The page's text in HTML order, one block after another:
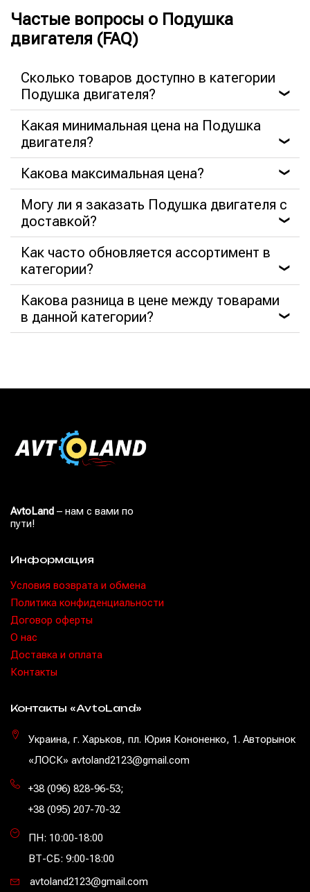
Частые вопросы о Подушка
двигателя (FAQ)
Сколько товаров доступно в категории
Подушка двигателя?
❯
Какая минимальная цена на Подушка
двигателя?
❯
Какова максимальная цена? ❯
Могу ли я заказать Подушка двигателя с
доставкой?
❯
Как часто обновляется ассортимент в
категории?
❯
Какова разница в цене между товарами
в данной категории?
❯
AvtoLand – нам с вами по
пути!
Информация
Условия возврата и обмена
Политика конфиденциальности
Договор оферты
O нас
Доставка и оплата
Контакты
Контакты «AvtoLand»
Украина, г. Харьков, пл. Юрия Кононенко, 1. Авторынок
«ЛОСК» avtoland2123@gmail.com
+38 (096) 828-96-53;
+38 (095) 207-70-32
ПН: 10:00-18:00
ВТ-СБ: 9:00-18:00
avtoland2123@gmail.com